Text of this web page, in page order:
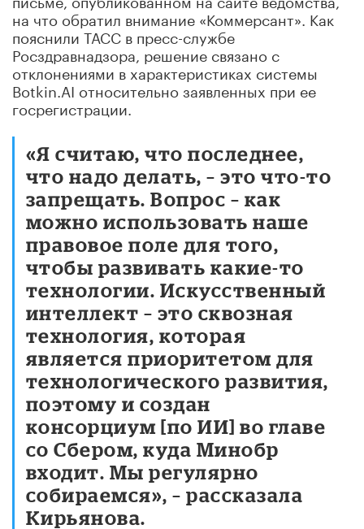
на что обратил внимание «Коммерсант». Как
пояснили ТАСС в пресс-службе
Росздравнадзора, решение связано с
отклонениями в характеристиках системы
Botkin.AI относительно заявленных при ее
госрегистрации.
«Я считаю, что последнее,
что надо делать, – это что-то
запрещать. Вопрос – как
можно использовать наше
правовое поле для того,
чтобы развивать какие-то
технологии. Искусственный
интеллект – это сквозная
технология, которая
является приоритетом для
технологического развития,
поэтому и создан
консорциум [по ИИ] во главе
со Сбером, куда Минобр
входит. Мы регулярно
собираемся», – рассказала
Кирьянова.